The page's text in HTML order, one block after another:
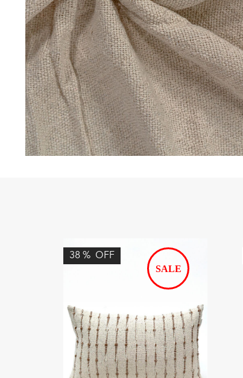
38 % OFF